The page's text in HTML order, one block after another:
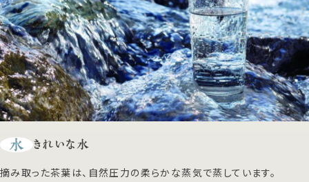
水 きれいな水
摘み取った茶葉は、自然圧力の柔らかな蒸気で蒸しています。